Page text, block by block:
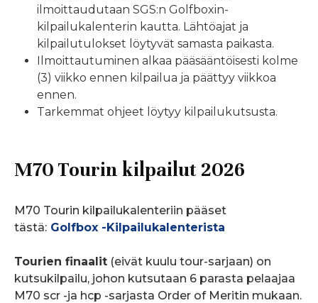
ilmoittaudutaan SGS:n Golfboxin-
kilpailukalenterin kautta. Lähtöajat ja
kilpailutulokset löytyvät samasta paikasta.
Ilmoittautuminen alkaa pääsääntöisesti kolme
(3) viikko ennen kilpailua ja päättyy viikkoa
ennen.
Tarkemmat ohjeet löytyy kilpailukutsusta.
M70 Tourin kilpailut 2026
M70 Tourin kilpailukalenteriin pääset
tästä: Golfbox -Kilpailukalenterista
Tourien finaalit (eivät kuulu tour-sarjaan) on
kutsukilpailu, johon kutsutaan 6 parasta pelaajaa
M70 scr -ja hcp -sarjasta Order of Meritin mukaan.